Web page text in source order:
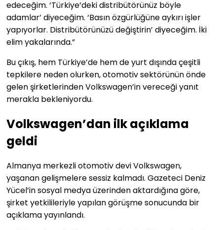
edeceğim. ‘Türkiye’deki distribütörünüz böyle
adamlar’ diyeceğim. ‘Basın özgürlüğüne aykırı işler
yapıyorlar. Distribütörünüzü değiştirin’ diyeceğim. İki
elim yakalarında.”
Bu çıkış, hem Türkiye’de hem de yurt dışında çeşitli
tepkilere neden olurken, otomotiv sektörünün önde
gelen şirketlerinden Volkswagen’in vereceği yanıt
merakla bekleniyordu.
Volkswagen’dan ilk açıklama
geldi
Almanya merkezli otomotiv devi Volkswagen,
yaşanan gelişmelere sessiz kalmadı. Gazeteci Deniz
Yücel’in sosyal medya üzerinden aktardığına göre,
şirket yetkilileriyle yapılan görüşme sonucunda bir
açıklama yayınlandı.